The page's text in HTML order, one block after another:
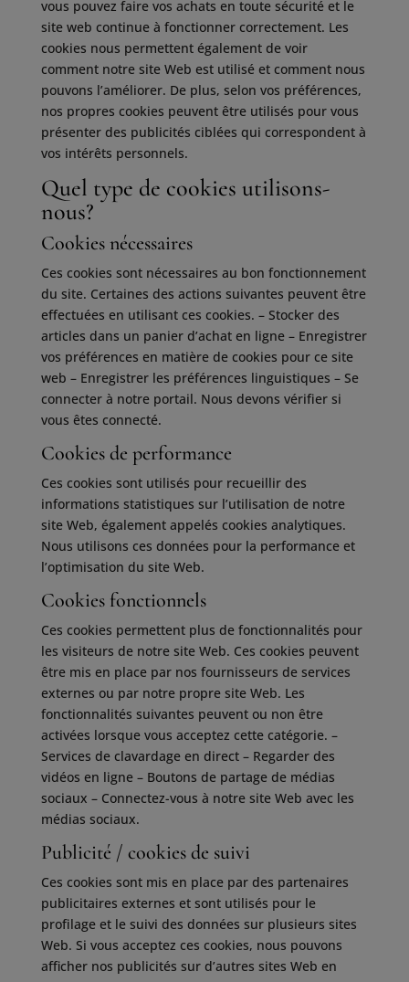
vous pouvez faire vos achats en toute sécurité et le
site web continue à fonctionner correctement. Les
cookies nous permettent également de voir
comment notre site Web est utilisé et comment nous
pouvons l’améliorer. De plus, selon vos préférences,
nos propres cookies peuvent être utilisés pour vous
présenter des publicités ciblées qui correspondent à
vos intérêts personnels.
Quel type de cookies utilisons-
nous?
Cookies nécessaires
Ces cookies sont nécessaires au bon fonctionnement
du site. Certaines des actions suivantes peuvent être
effectuées en utilisant ces cookies. – Stocker des
articles dans un panier d’achat en ligne – Enregistrer
vos préférences en matière de cookies pour ce site
web – Enregistrer les préférences linguistiques – Se
connecter à notre portail. Nous devons vérifier si
vous êtes connecté.
Cookies de performance
Ces cookies sont utilisés pour recueillir des
informations statistiques sur l’utilisation de notre
site Web, également appelés cookies analytiques.
Nous utilisons ces données pour la performance et
l’optimisation du site Web.
Cookies fonctionnels
Ces cookies permettent plus de fonctionnalités pour
les visiteurs de notre site Web. Ces cookies peuvent
être mis en place par nos fournisseurs de services
externes ou par notre propre site Web. Les
fonctionnalités suivantes peuvent ou non être
activées lorsque vous acceptez cette catégorie. –
Services de clavardage en direct – Regarder des
vidéos en ligne – Boutons de partage de médias
sociaux – Connectez-vous à notre site Web avec les
médias sociaux.
Publicité / cookies de suivi
Ces cookies sont mis en place par des partenaires
publicitaires externes et sont utilisés pour le
profilage et le suivi des données sur plusieurs sites
Web. Si vous acceptez ces cookies, nous pouvons
afficher nos publicités sur d’autres sites Web en